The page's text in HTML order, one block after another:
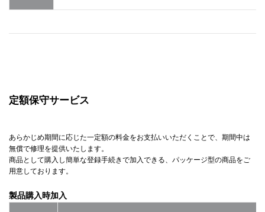
定額保守サービス
あらかじめ期間に応じた一定額の料金をお支払いいただくことで、期間中は
無償で修理を提供いたします。
商品として購入し簡単な登録手続きで加入できる、パッケージ型の商品をご
用意しております。
製品購入時加入